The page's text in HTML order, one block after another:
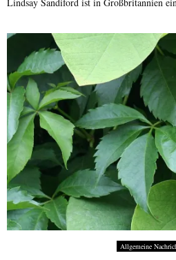
Lindsay Sandiford ist in Großbritannien
Allgemeine